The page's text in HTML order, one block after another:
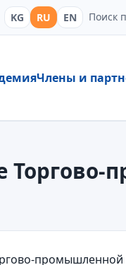
KG RU EN Поиск
Члены и